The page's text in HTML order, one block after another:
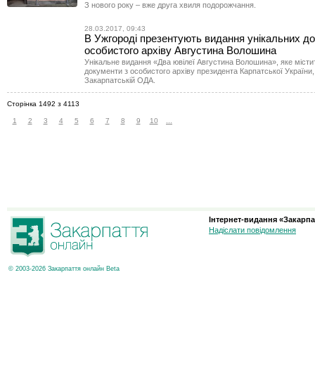
З нового року – вже друга хвиля подорожчання.
28.03.2017, 09:43
В Ужгороді презентують видання унікальних
особистого архіву Августина Волошина
Унікальне видання «Два ювілеї Августина Волошина», яке
документи з особистого архіву президента Карпатської
Закарпатській ОДА.
Сторінка 1492 з 4113
1 2 3 4 5 6 7 8 9 10
© 2003-2026 Закарпаття онлайн Beta
Інтернет-видання
Надіслати повідомлення